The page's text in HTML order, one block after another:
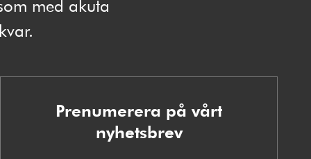
med akuta
Prenumerera på vårt
nyhetsbrev